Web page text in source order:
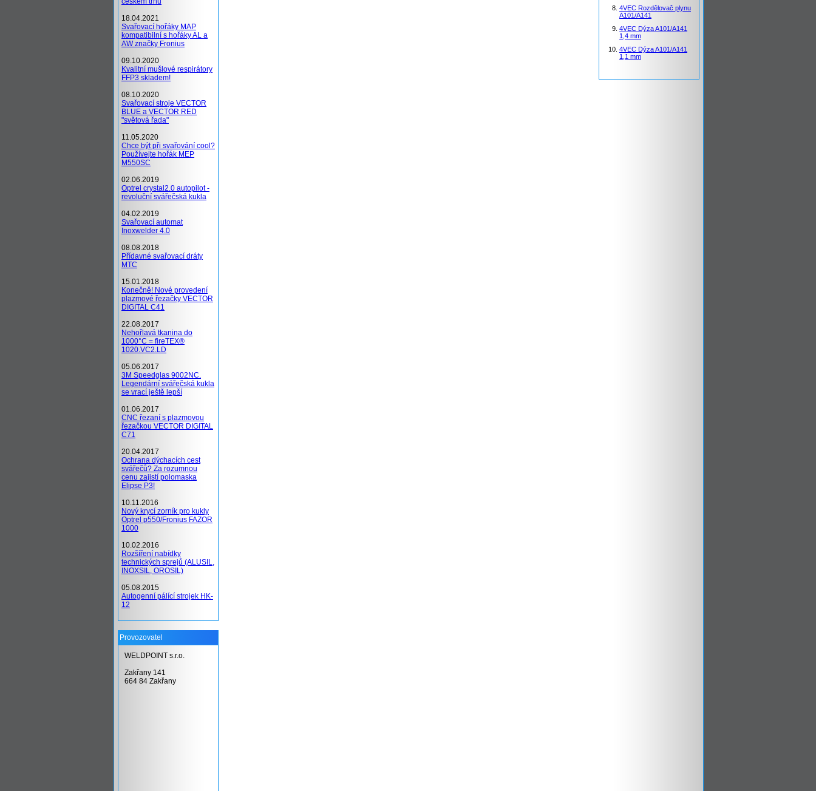
18.04.2021
Svařovací hořáky MAP
kompatibilní s hořáky AL a
AW značky Fronius
09.10.2020
Kvalitní mušlové respirátory
FFP3 skladem!
08.10.2020
Svařovací stroje VECTOR
BLUE a VECTOR RED
"světová řada"
11.05.2020
Chce být při svařování cool?
Používejte hořák MEP
M550SC
02.06.2019
Optrel crystal2.0 autopilot -
revoluční svářečská kukla
04.02.2019
Svařovací automat
Inoxwelder 4.0
08.08.2018
Přídavné svařovací dráty
MTC
15.01.2018
Konečně! Nové provedení
plazmové řezačky VECTOR
DIGITAL C41
22.08.2017
Nehořlavá tkanina do
1000°C = fireTEX®
1020.VC2.LD
05.06.2017
3M Speedglas 9002NC.
Legendární svářečská kukla
se vrací ještě lepší
01.06.2017
CNC řezaní s plazmovou
řezačkou VECTOR DIGITAL
C71
20.04.2017
Ochrana dýchacích cest
svářečů? Za rozumnou
cenu zajistí polomaska
Elipse P3!
10.11.2016
Nový krycí zorník pro kukly
Optrel p550/Fronius FAZOR
1000
10.02.2016
Rozšíření nabídky
technických sprejů (ALUSIL,
INOXSIL, OROSIL)
05.08.2015
Autogenní pálící strojek HK-
12
Provozovatel
WELDPOINT s.r.o.
Zakřany 141
664 84 Zakřany
4VEC Rozdělovač plynu
A101/A141
4VEC Dýza A101/A141
1,4 mm
4VEC Dýza A101/A141
1,1 mm